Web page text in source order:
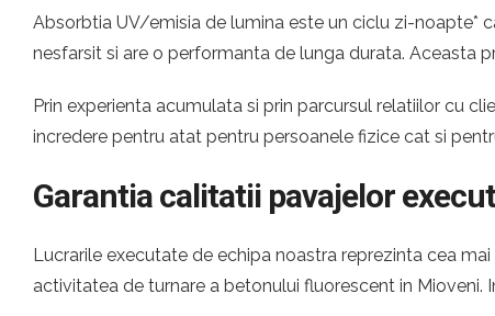
Absorbtia UV/emisia de lumina este un ciclu zi-noapte*
nesfarsit si are o performanta de lunga durata. Aceasta
Prin experienta acumulata si prin parcursul relatiilor cu
incredere pentru atat pentru persoanele fizice cat si
Garantia calitatii pavajelor
Lucrarile executate de echipa noastra reprezinta cea
activitatea de turnare a betonului fluorescent in